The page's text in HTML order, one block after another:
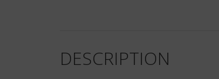
DESCRIPTION